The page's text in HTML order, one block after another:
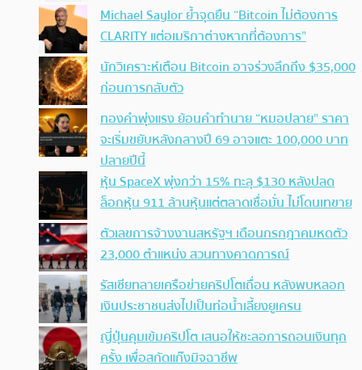
Michael Saylor ย้ำจุดยืน “Bitcoin ไม่ต้องการ
CLARITY แต่อเมริกาต่างหากที่ต้องการ”
นักวิเคราะห์เตือน Bitcoin อาจร่วงลึกถึง $35,000
ก่อนการกลับตัว
ทองคำพุ่งแรง ย้อนคำทำนาย “หมอปลาย” ราคา
จะเริ่มขยับหลังกลางปี 69 อาจแตะ 100,000 บาท
ปลายปีนี้
หุ้น SpaceX พุ่งกว่า 15% ทะลุ $130 หลังปลด
ล็อกหุ้น 911 ล้านหุ้นแต่ตลาดเชื่อมั่น ไม่โดนเทขาย
ตัวเลขการจ้างงานสหรัฐฯ เดือนกรกฎาคมหดตัว
23,000 ตำแหน่ง สวนทางคาดการณ์
รัสเซียทลายเครือข่ายคริปโตเถื่อน หลังพบหลอก
เงินประชาชนส่งไปเป็นท่อน้ำเลี้ยงยูเครน
ญี่ปุ่นคุมเข้มคริปโต เสนอให้ชะลอการถอนเงินทุก
ครั้ง เพื่อสกัดแก๊งมิจฉาชีพ